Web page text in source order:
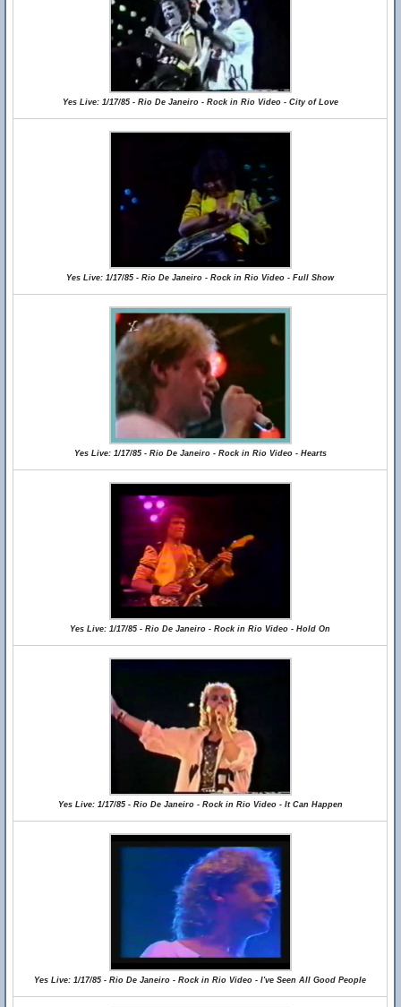
Yes Live: 1/17/85 - Rio De Janeiro - Rock in Rio Video - City of Love
Yes Live: 1/17/85 - Rio De Janeiro - Rock in Rio Video - Full Show
Yes Live: 1/17/85 - Rio De Janeiro - Rock in Rio Video - Hearts
Yes Live: 1/17/85 - Rio De Janeiro - Rock in Rio Video - Hold On
Yes Live: 1/17/85 - Rio De Janeiro - Rock in Rio Video - It Can Happen
Yes Live: 1/17/85 - Rio De Janeiro - Rock in Rio Video - I've Seen All Good People